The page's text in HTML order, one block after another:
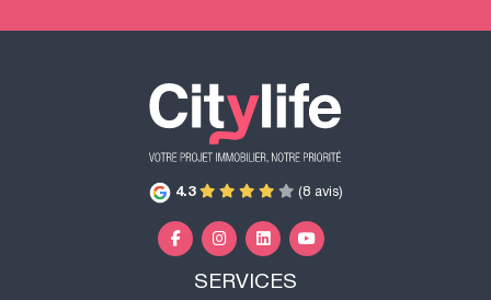
4.3 (8 avis)
SERVICES